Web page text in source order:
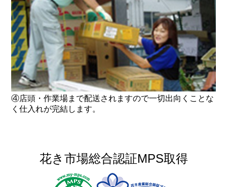
④店頭・作業場まで配送されますので一切出向くことな
く仕入れが完結します。
花き市場総合認証MPS取得